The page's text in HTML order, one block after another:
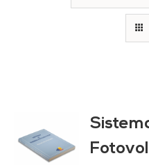
de 5